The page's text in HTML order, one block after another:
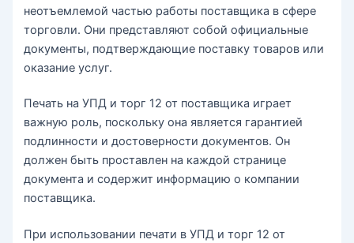
неотъемлемой частью работы поставщика в сфере
торговли. Они представляют собой официальные
документы, подтверждающие поставку товаров или
оказание услуг.
Печать на УПД и торг 12 от поставщика играет
важную роль, поскольку она является гарантией
подлинности и достоверности документов. Он
должен быть проставлен на каждой странице
документа и содержит информацию о компании
поставщика.
При использовании печати в УПД и торг 12 от